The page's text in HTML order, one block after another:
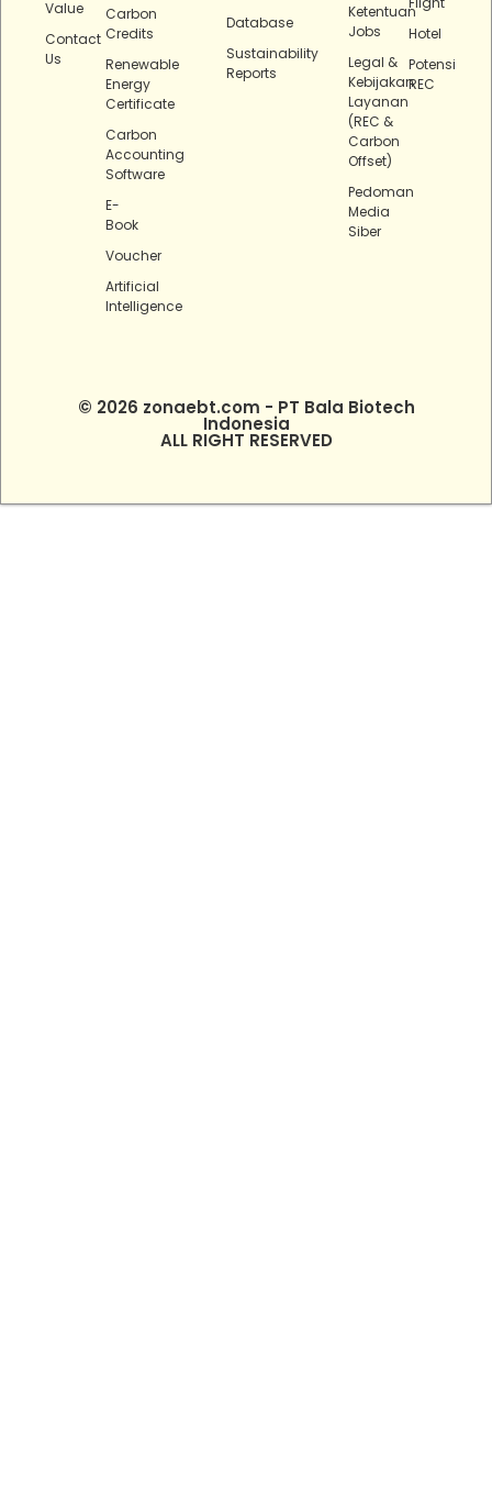
Value
Contact
Us
Carbon
Credits
Renewable
Energy
Certificate
Carbon
Accounting
Software
E-
Book
Voucher
Artificial
Intelligence
Database
Sustainability
Reports
Ketentuan
Jobs
Legal &
Kebijakan
Layanan
(REC &
Carbon
Offset)
Pedoman
Media
Siber
Hotel
Potensi
REC
© 2026 zonaebt.com - PT Bala Biotech
Indonesia
ALL RIGHT RESERVED